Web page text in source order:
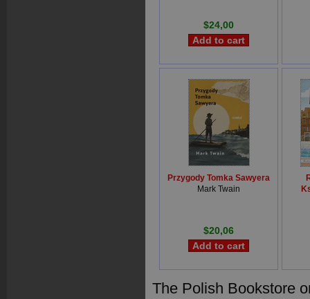
$24,00
Przygody Tomka Sawyera
Mark Twain
$20,06
The Polish Bookstore